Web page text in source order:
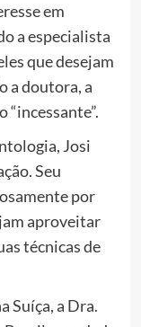
em
a especialista
que desejam
a doutora, a
Josi
Seu
por
aproveitar
técnicas de
Suíça, a Dra.